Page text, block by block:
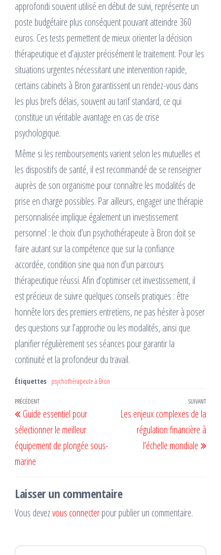
approfondi souvent utilisé en début de suivi, représente un
poste budgétaire plus conséquent pouvant atteindre 360
euros. Ces tests permettent de mieux orienter la décision
thérapeutique et d’ajuster précisément le traitement. Pour les
situations urgentes nécessitant une intervention rapide,
certains cabinets à Bron garantissent un rendez-vous dans
les plus brefs délais, souvent au tarif standard, ce qui
constitue un véritable avantage en cas de crise
psychologique.
Même si les remboursements varient selon les mutuelles et
les dispositifs de santé, il est recommandé de se renseigner
auprès de son organisme pour connaître les modalités de
prise en charge possibles. Par ailleurs, engager une thérapie
personnalisée implique également un investissement
personnel : le choix d’un psychothérapeute à Bron doit se
faire autant sur la compétence que sur la confiance
accordée, condition sine qua non d’un parcours
thérapeutique réussi. Afin d’optimiser cet investissement, il
est précieux de suivre quelques conseils pratiques : être
honnête lors des premiers entretiens, ne pas hésiter à poser
des questions sur l’approche ou les modalités, ainsi que
planifier régulièrement ses séances pour garantir la
continuité et la profondeur du travail.
Étiquettes psychothérapeute à Bron
Navigation
de
l’article
Article
précédent
PRÉCÉDENT
Guide essentiel pour
sélectionner le meilleur
équipement de plongée sous-
marine
SUIVANT
Les enjeux complexes de la
régulation financière à
l’échelle mondiale
Laisser un commentaire
Vous devezvous connecterpour publier un commentaire.